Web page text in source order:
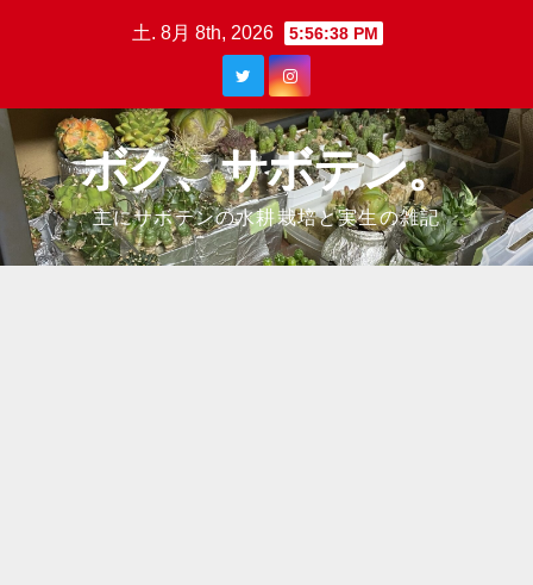
土. 8月 8th, 2026 5:56:39 PM
ボク、サボテン。
主にサボテンの水耕栽培と実生の雑記